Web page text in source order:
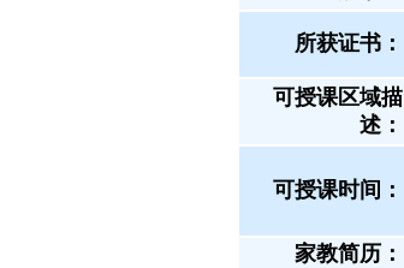
所获证书 ：
可授课区域描
述：
可授课时间：
家教简历：